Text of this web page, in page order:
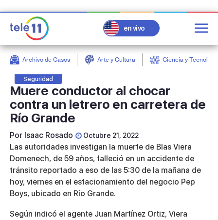
en vivo
Archivo de Casos Arte y Cultura Ciencia y
Seguridad
Muere conductor al chocar
contra un letrero en carretera de
Río Grande
Por Isaac Rosado Octubre 21, 2022
Las autoridades investigan la muerte de Blas Viera
Domenech, de 59 años, falleció en un accidente de
tránsito reportado a eso de las 5:30 de la mañana de
hoy, viernes en el estacionamiento del negocio Pep
Boys, ubicado en Río Grande.
Según indicó el agente Juan Martínez Ortiz, Viera
post